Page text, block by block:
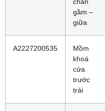
gầm –
giữa
A2227200535
Mồm
khoá
cửa
trước
trái